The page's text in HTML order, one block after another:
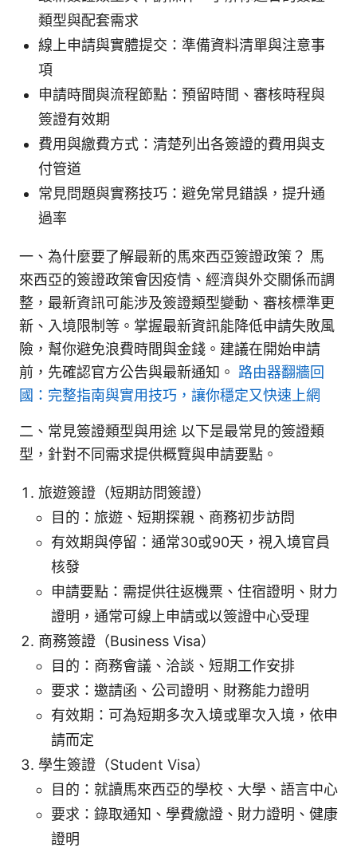
類型與配套需求
線上申請與實體提交：準備資料清單與注意事
項
申請時間與流程節點：預留時間、審核時程與
簽證有效期
費用與繳費方式：清楚列出各簽證的費用與支
付管道
常見問題與實務技巧：避免常見錯誤，提升通
過率
一、為什麼要了解最新的馬來西亞簽證政策？ 馬
來西亞的簽證政策會因疫情、經濟與外交關係而調
整，最新資訊可能涉及簽證類型變動、審核標準更
新、入境限制等。掌握最新資訊能降低申請失敗風
險，幫你避免浪費時間與金錢。建議在開始申請
前，先確認官方公告與最新通知。 路由器翻牆回
國：完整指南與實用技巧，讓你穩定又快速上網
二、常見簽證類型與用途 以下是最常見的簽證類
型，針對不同需求提供概覽與申請要點。
旅遊簽證（短期訪問簽證）
目的：旅遊、短期探親、商務初步訪問
有效期與停留：通常30或90天，視入境官員
核發
申請要點：需提供往返機票、住宿證明、財力
證明，通常可線上申請或以簽證中心受理
商務簽證（Business Visa）
目的：商務會議、洽談、短期工作安排
要求：邀請函、公司證明、財務能力證明
有效期：可為短期多次入境或單次入境，依申
請而定
學生簽證（Student Visa）
目的：就讀馬來西亞的學校、大學、語言中心
要求：錄取通知、學費繳證、財力證明、健康
證明